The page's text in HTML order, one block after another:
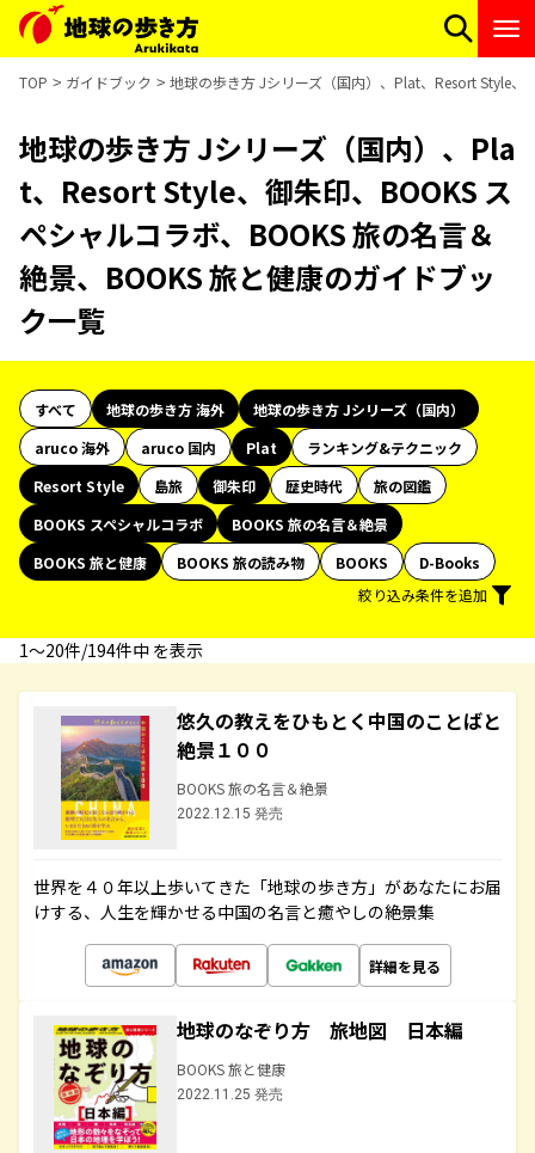
TOP ガイドブック 地球の歩き方 Jシリーズ（国内）、Plat、Resort Style、
地球の歩き方 Jシリーズ（国内）、Pla
t、Resort Style、御朱印、BOOKS ス
ペシャルコラボ、BOOKS 旅の名言＆
絶景、BOOKS 旅と健康のガイドブッ
ク一覧
すべて 地球の歩き方 海外
地球の歩き方 Jシリーズ（国内）
aruco 海外
aruco 国内 Plat
ランキング&テクニック
Resort Style
島旅 御朱印 歴史時代
旅の図鑑
BOOKS スペシャルコラボ
BOOKS 旅の名言＆絶景
BOOKS 旅と健康
BOOKS 旅の読み物 BOOKS
D-Books
絞り込み条件を追加
1〜20件/194件中 を表示
悠久の教えをひもとく中国のことばと
絶景１００
BOOKS 旅の名言＆絶景
2022.12.15 発売
世界を４０年以上歩いてきた「地球の歩き方」があなたにお届
けする、人生を輝かせる中国の名言と癒やしの絶景集
詳細を見る
地球のなぞり方 旅地図 日本編
BOOKS 旅と健康
2022.11.25 発売